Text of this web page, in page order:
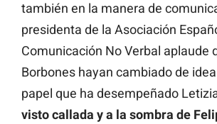
también en la manera de
presidenta de la Asociación
Comunicación No Verbal aplaude
Borbones hayan cambiado de
papel que ha desempeñado
visto callada y a la sombra de